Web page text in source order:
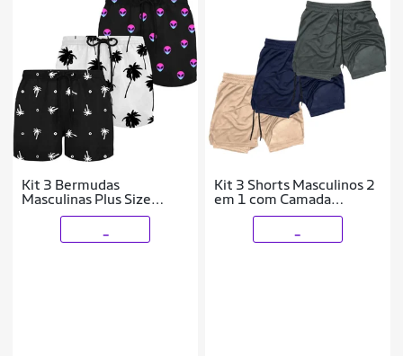
Kit 3 Bermudas
Masculinas Plus Size
Estampadas Tecido Leve
Academia Conforto
Kit 3 Shorts Masculinos 2
em 1 com Camada
Térmica e Tecido de Alta